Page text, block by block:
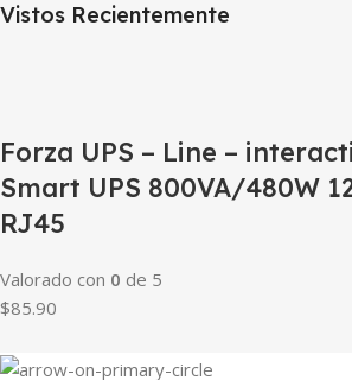
Vistos Recientemente
Forza UPS – Line –
Smart UPS 800VA/480W
RJ45
Valorado con 0 de 5
$85.90